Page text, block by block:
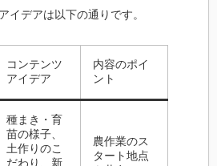
イデアは以下の通りです。
コンテンツ
アイデア
内容のポイ
ント
種まき・育
苗の様子、
土作りのこ
だわり、新
農作業のス
タート地点